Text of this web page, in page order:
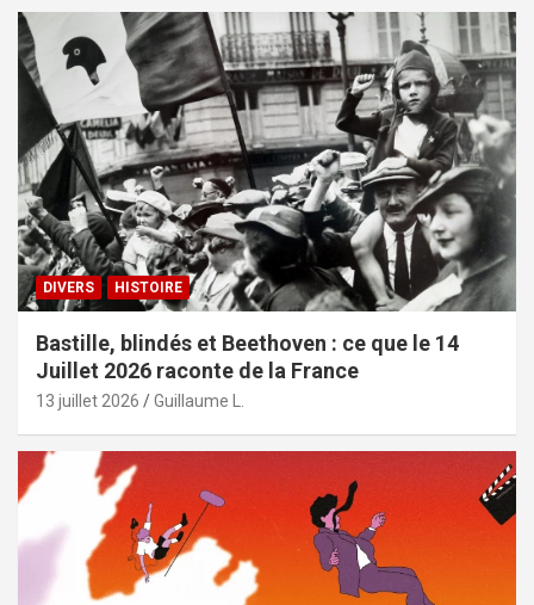
DIVERS HISTOIRE
Bastille, blindés et Beethoven : ce que le 14
Juillet 2026 raconte de la France
13 juillet 2026 Guillaume L.